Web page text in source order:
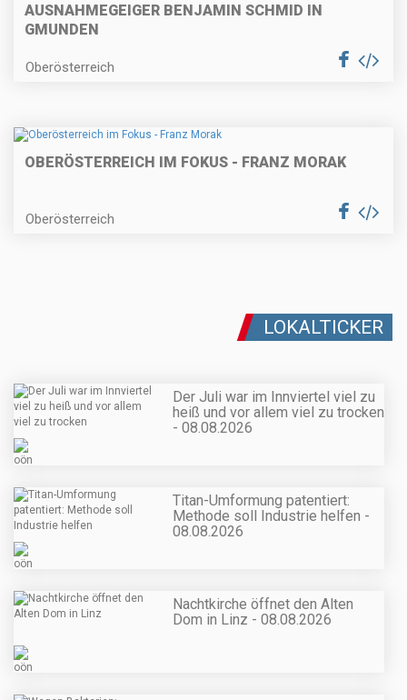
AUSNAHMEGEIGER BENJAMIN SCHMID IN
GMUNDEN
Oberösterreich
OBERÖSTERREICH IM FOKUS - FRANZ MORAK
Oberösterreich
LOKALTICKER
Der Juli war im Innviertel viel zu
heiß und vor allem viel zu trocken
- 08.08.2026
Titan-Umformung patentiert:
Methode soll Industrie helfen -
08.08.2026
Nachtkirche öffnet den Alten
Dom in Linz - 08.08.2026